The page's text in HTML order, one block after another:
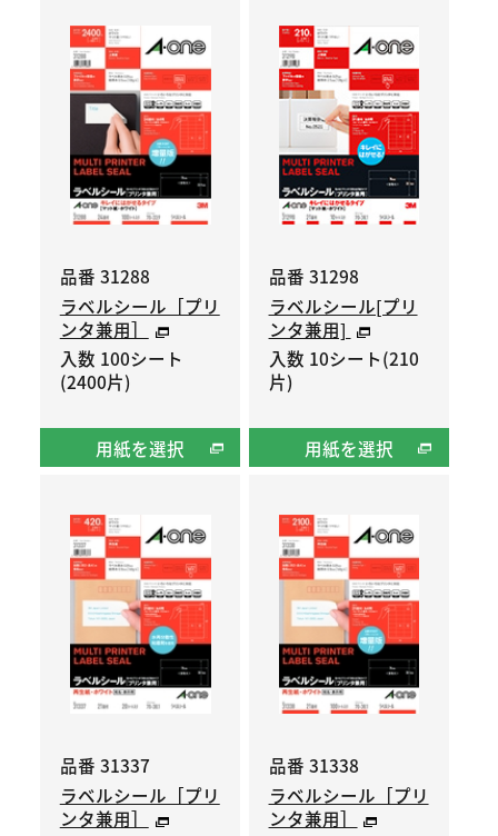
品番 31288
ラベルシール［プリ
ンタ兼用］
入数 100シート
(2400片)
用紙を選択
品番 31298
ラベルシール[プリ
ンタ兼用]
入数 10シート(210
片)
用紙を選択
品番 31337
ラベルシール［プリ
ンタ兼用］
品番 31338
ラベルシール［プリ
ンタ兼用］